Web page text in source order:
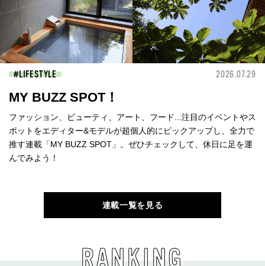
LIFESTYLE 2026.07.29
MY BUZZ SPOT！
ファッション、ビューティ、アート、フード...注目のイベントやス
ポットをエディター&モデルが超個人的にピックアップし、全力で
推す連載「MY BUZZ SPOT」。ぜひチェックして、休日に足を運
んでみよう！
連載一覧を見る
RANKING